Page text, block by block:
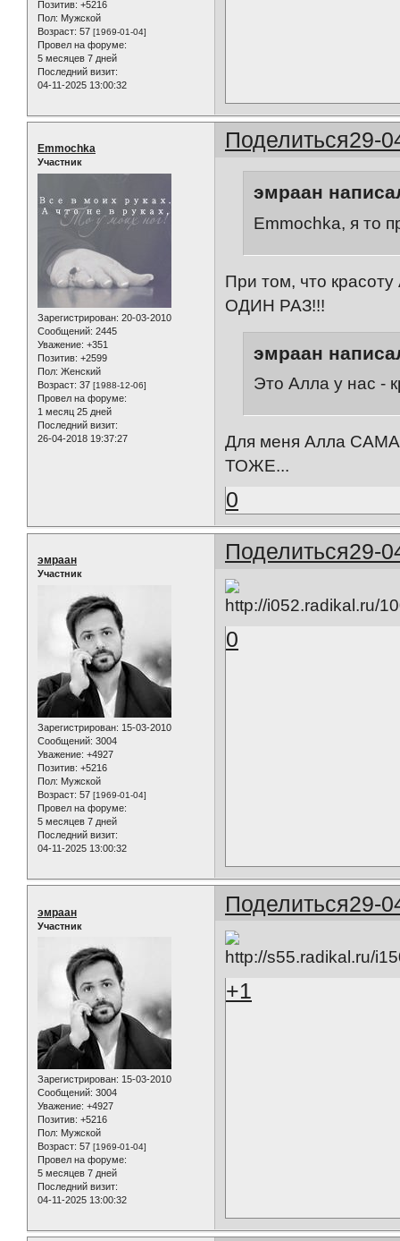
Позитив: +5216
Пол: Мужской
Возраст: 57 [1969-01-04]
Провел на форуме:
5 месяцев 7 дней
Последний визит:
04-11-2025 13:00:32
Поделиться29-
Emmochka
Участник
Зарегистрирован: 20-03-2010
Сообщений: 2445
Уважение: +351
Позитив: +2599
Пол: Женский
Возраст: 37 [1988-12-06]
Провел на форуме:
1 месяц 25 дней
Последний визит:
26-04-2018 19:37:27
эмраан
Emmochka, я то
При том, что
ОДИН РАЗ!!!
эмраан
Это Алла у нас -
Для меня Алла
ТОЖЕ...
0
Поделиться29-
эмраан
Участник
Зарегистрирован: 15-03-2010
Сообщений: 3004
Уважение: +4927
Позитив: +5216
Пол: Мужской
Возраст: 57 [1969-01-04]
Провел на форуме:
5 месяцев 7 дней
Последний визит:
04-11-2025 13:00:32
0
Поделиться29-
эмраан
Участник
Зарегистрирован: 15-03-2010
Сообщений: 3004
Уважение: +4927
Позитив: +5216
Пол: Мужской
Возраст: 57 [1969-01-04]
Провел на форуме:
5 месяцев 7 дней
Последний визит:
04-11-2025 13:00:32
+1